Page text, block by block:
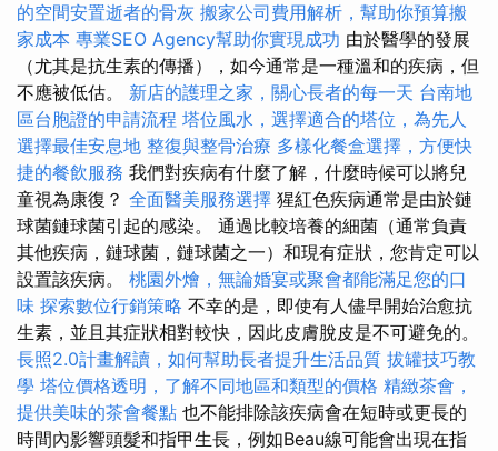
的空間安置逝者的骨灰 搬家公司費用解析，幫助你預算搬
家成本 專業SEO Agency幫助你實現成功 由於醫學的發展
（尤其是抗生素的傳播），如今通常是一種溫和的疾病，但
不應被低估。 新店的護理之家，關心長者的每一天 台南地
區台胞證的申請流程 塔位風水，選擇適合的塔位，為先人
選擇最佳安息地 整復與整骨治療 多樣化餐盒選擇，方便快
捷的餐飲服務 我們對疾病有什麼了解，什麼時候可以將兒
童視為康復？ 全面醫美服務選擇 猩紅色疾病通常是由於鏈
球菌鏈球菌引起的感染。 通過比較培養的細菌（通常負責
其他疾病，鏈球菌，鏈球菌之一）和現有症狀，您肯定可以
設置該疾病。 桃園外燴，無論婚宴或聚會都能滿足您的口
味 探索數位行銷策略 不幸的是，即使有人儘早開始治愈抗
生素，並且其症狀相對較快，因此皮膚脫皮是不可避免的。
長照2.0計畫解讀，如何幫助長者提升生活品質 拔罐技巧教
學 塔位價格透明，了解不同地區和類型的價格 精緻茶會，
提供美味的茶會餐點 也不能排除該疾病會在短時或更長的
時間內影響頭髮和指甲生長，例如Beau線可能會出現在指